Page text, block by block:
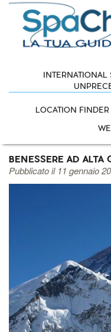
INTERNATIONAL
LOCATION FINDER
BENESSERE AD ALTA
Pubblicato il 11 gennaio